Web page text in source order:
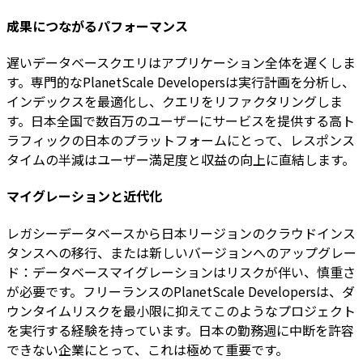
成果につながるパフォーマンス
遅いデータベースクエリはアプリケーション全体を遅くしま
す。専門的なPlanetScale Developersは実行計画を分析し、
インデックスを最適化し、クエリをリファクタリングしま
す。日本全国で数百万のユーザーにサービスを提供する高ト
ラフィックの日本のプラットフォームにとって、レスポンス
タイムの半減はユーザー満足度と収益の向上に直結します。
マイグレーションと近代化
レガシーデータベースから日本リージョンのクラウドインス
タンスへの移行、または新しいバージョンへのアップグレー
ド：データベースマイグレーションはリスクが伴い、慎重さ
が必要です。フリーランスのPlanetScale Developersは、ダ
ウンタイムリスクを最小限に抑えてこのようなプロジェクト
を実行する経験を持っています。日本の勤務週に中断を許容
できない企業にとって、これは極めて重要です。